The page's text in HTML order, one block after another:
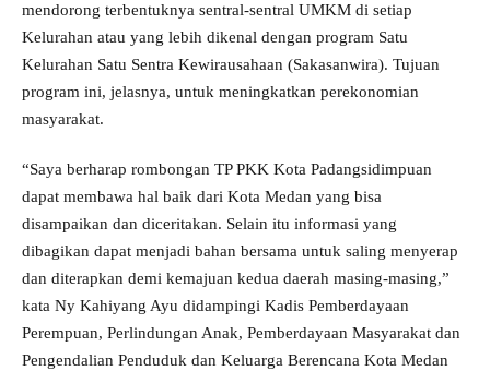
mendorong terbentuknya sentral-sentral UMKM di setiap
Kelurahan atau yang lebih dikenal dengan program Satu
Kelurahan Satu Sentra Kewirausahaan (Sakasanwira). Tujuan
program ini, jelasnya, untuk meningkatkan perekonomian
masyarakat.
“Saya berharap rombongan TP PKK Kota Padangsidimpuan
dapat membawa hal baik dari Kota Medan yang bisa
disampaikan dan diceritakan. Selain itu informasi yang
dibagikan dapat menjadi bahan bersama untuk saling menyerap
dan diterapkan demi kemajuan kedua daerah masing-masing,”
kata Ny Kahiyang Ayu didampingi Kadis Pemberdayaan
Perempuan, Perlindungan Anak, Pemberdayaan Masyarakat dan
Pengendalian Penduduk dan Keluarga Berencana Kota Medan